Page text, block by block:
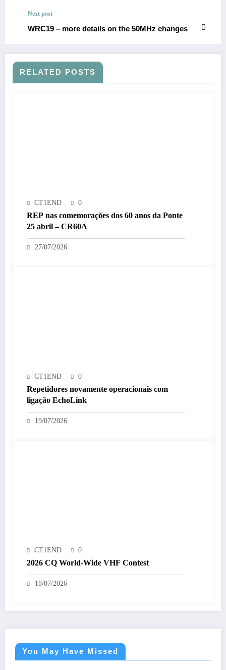
Next post
WRC19 – more details on the 50MHz changes
RELATED POSTS
CT1END 0
REP nas comemorações dos 60 anos da Ponte
25 abril – CR60A
27/07/2026
CT1END 0
Repetidores novamente operacionais com
ligação EchoLink
19/07/2026
CT1END 0
2026 CQ World-Wide VHF Contest
18/07/2026
You May Have Missed